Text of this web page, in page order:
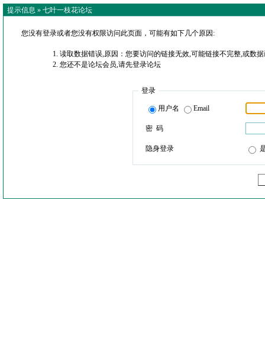
提示信息 » 七叶一枝花论坛
您没有登录或者您没有权限访问此页面，可能有如下几个原因:
读取数据错误,原因：您要访问的链接无效,可能链接不完整,或数
您还不是论坛会员,请先登录论坛
登录
用户名 Email
密 码
隐身登录